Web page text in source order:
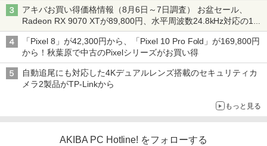
アキバお買い得価格情報（8月6日～7日調査） お盆セール、
Radeon RX 9070 XTが89,800円、水平周波数24.8kHz対応の17
型モニターが9,801円、暑さ指数連動セール ほか
「Pixel 8」が42,300円から、「Pixel 10 Pro Fold」が169,800円
から！秋葉原で中古のPixelシリーズがお買い得
自動追尾にも対応した4Kデュアルレンズ搭載のセキュリティカ
メラ2製品がTP-Linkから
もっと見る
AKIBA PC Hotline! をフォローする